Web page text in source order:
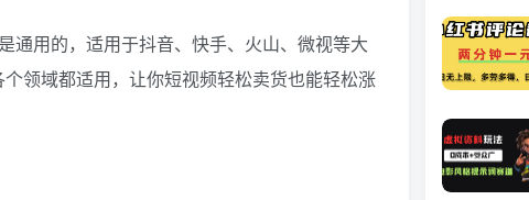
通用的，适用于抖音、快手、火山、微视等大
领域都适用，让你短视频轻松卖货也能轻松涨